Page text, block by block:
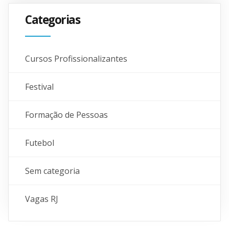
Categorias
Cursos Profissionalizantes
Festival
Formação de Pessoas
Futebol
Sem categoria
Vagas RJ